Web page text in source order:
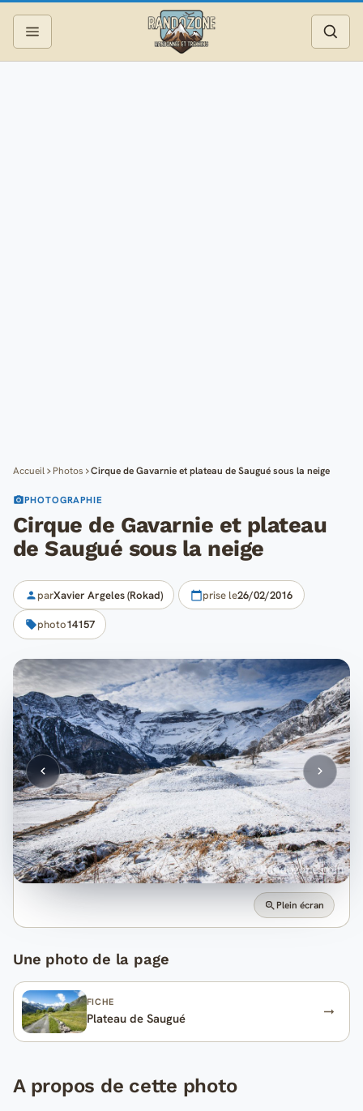
Accueil Photos Cirque de Gavarnie et plateau de Saugué sous la neige
PHOTOGRAPHIE
Cirque de Gavarnie et plateau
de Saugué sous la neige
parXavier Argeles (Rokad) prise le26/02/2016
photo14157
Plein écran
Une photo de la page
FICHE
Plateau de Saugué
A propos de cette photo